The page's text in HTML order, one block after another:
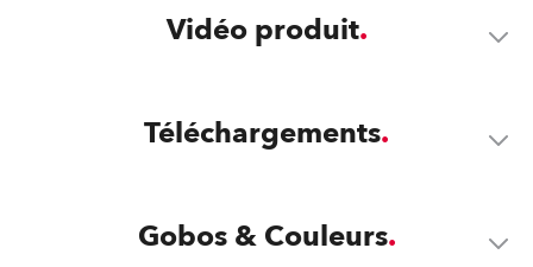
Vidéo produit
Téléchargements
Gobos & Couleurs